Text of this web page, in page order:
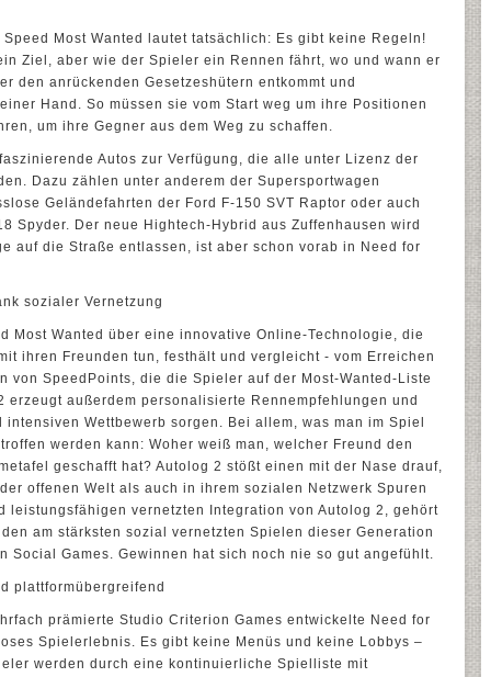
Most Wanted lautet tatsächlich: Es gibt keine Regeln!
Ziel, aber wie der Spieler ein Rennen fährt, wo und wann er
den anrückenden Gesetzeshütern entkommt und
Hand. So müssen sie vom Start weg um ihre Positionen
um ihre Gegner aus dem Weg zu schaffen.
Autos zur Verfügung, die alle unter Lizenz der
Dazu zählen unter anderem der Supersportwagen
Geländefahrten der Ford F-150 SVT Raptor oder auch
Spyder. Der neue Hightech-Hybrid aus Zuffenhausen wird
auf die Straße entlassen, ist aber schon vorab in Need for
sozialer Vernetzung
Most Wanted über eine innovative Online-Technologie, die
ihren Freunden tun, festhält und vergleicht - vom Erreichen
von SpeedPoints, die die Spieler auf der Most-Wanted-Liste
erzeugt außerdem personalisierte Rennempfehlungen und
Wettbewerb sorgen. Bei allem, was man im Spiel
werden kann: Woher weiß man, welcher Freund den
geschafft hat? Autolog 2 stößt einen mit der Nase drauf,
offenen Welt als auch in ihrem sozialen Netzwerk Spuren
leistungsfähigen vernetzten Integration von Autolog 2, gehört
am stärksten sozial vernetzten Spielen dieser Generation
Social Games. Gewinnen hat sich noch nie so gut angefühlt.
plattformübergreifend
prämierte Studio Criterion Games entwickelte Need for
Spielerlebnis. Es gibt keine Menüs und keine Lobbys –
werden durch eine kontinuierliche Spielliste mit